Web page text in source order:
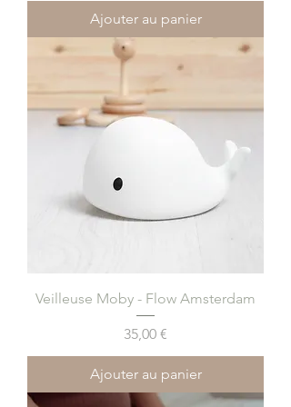
Ajouter au panier
Veilleuse Moby - Flow Amsterdam
Prix
35,00 €
Ajouter au panier